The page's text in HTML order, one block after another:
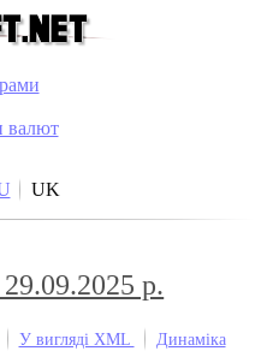
валют
UK
р.
У вигляді XML
Динаміка